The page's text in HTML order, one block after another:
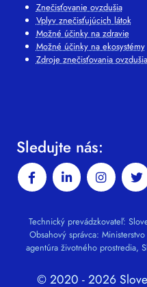
Znečisťovanie ovzdušia
Vplyv znečisťujúcich látok
Možné účinky na zdravie
Možné účinky na ekosystémy
Zdroje znečisťovania ovzdušia
Sledujte nás:
Technický prevádzkovateľ:
Obsahový správca:
agentúra životného prostredia,
© 2020 - 2026